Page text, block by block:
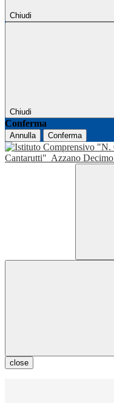
Chiudi
Chiudi
Conferma
Annulla Conferma
Cantarutti" Azzano Decimo
close